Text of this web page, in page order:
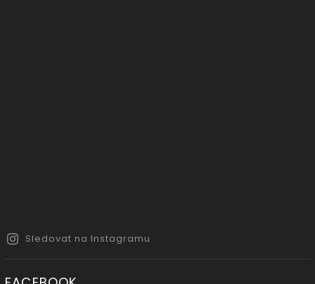
Sledovat na Instagramu